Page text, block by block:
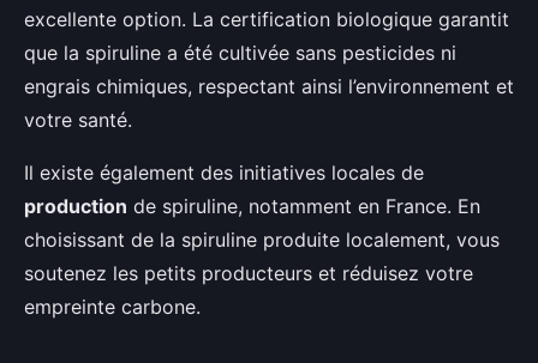
excellente option. La certification biologique garantit
que la spiruline a été cultivée sans pesticides ni
engrais chimiques, respectant ainsi l’environnement et
votre santé.
Il existe également des initiatives locales de
production de spiruline, notamment en France. En
choisissant de la spiruline produite localement, vous
soutenez les petits producteurs et réduisez votre
empreinte carbone.